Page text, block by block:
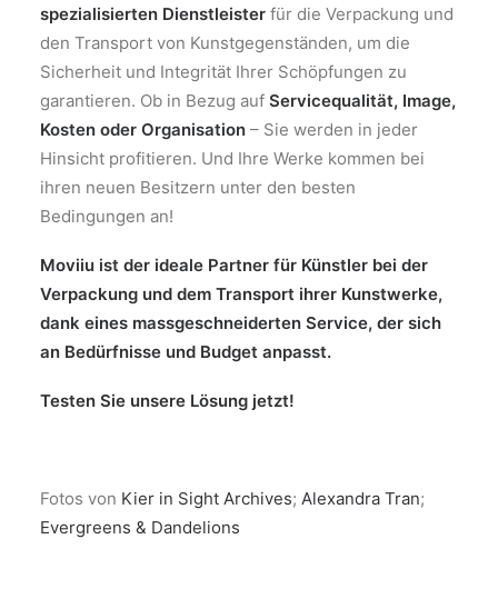
spezialisierten Dienstleister für die Verpackung und
den Transport von Kunstgegenständen, um die
Sicherheit und Integrität Ihrer Schöpfungen zu
garantieren. Ob in Bezug auf Servicequalität, Image,
Kosten oder Organisation – Sie werden in jeder
Hinsicht profitieren. Und Ihre Werke kommen bei
ihren neuen Besitzern unter den besten
Bedingungen an!
Moviiu ist der ideale Partner für Künstler bei der
Verpackung und dem Transport ihrer Kunstwerke,
dank eines massgeschneiderten Service, der sich
an Bedürfnisse und Budget anpasst.
Testen Sie unsere Lösung jetzt!
Fotos von Kier in Sight Archives; Alexandra Tran;
Evergreens & Dandelions